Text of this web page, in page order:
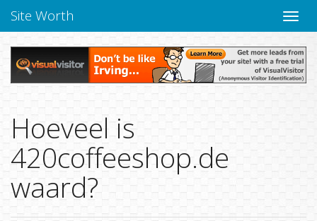
Site Worth
Hoeveel is
420coffeeshop.de
waard?